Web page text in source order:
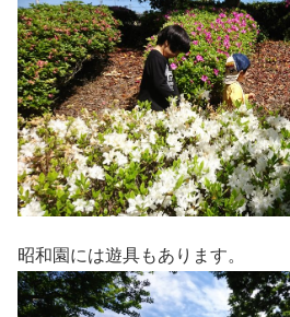
昭和園には遊具もあります。